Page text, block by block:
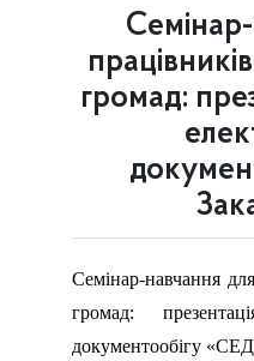
громад:
Семінар-навчання
громад:
документообігу «СЕД